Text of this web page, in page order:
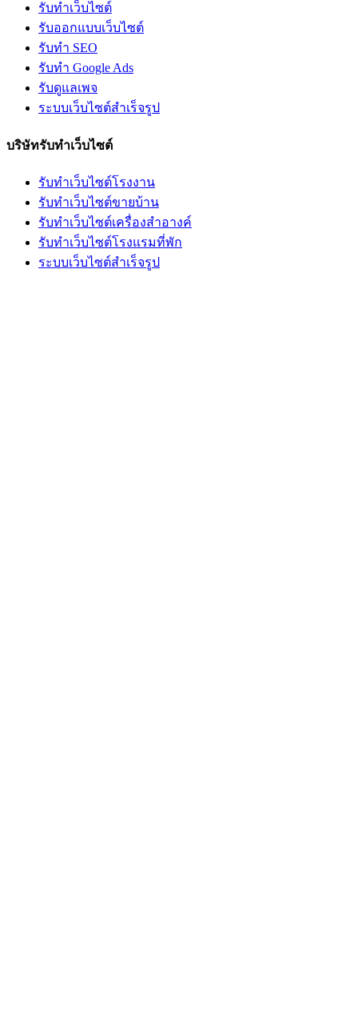
รับทำเว็บไซต์
รับออกแบบเว็บไซต์
รับทำ SEO
รับทำ Google Ads
รับดูแลเพจ
ระบบเว็บไซต์สำเร็จรูป
บริษัทรับทำเว็บไซต์
รับทำเว็บไซต์โรงงาน
รับทำเว็บไซต์ขายบ้าน
รับทำเว็บไซต์เครื่องสำอางค์
รับทำเว็บไซต์โรงแรมที่พัก
ระบบเว็บไซต์สำเร็จรูป